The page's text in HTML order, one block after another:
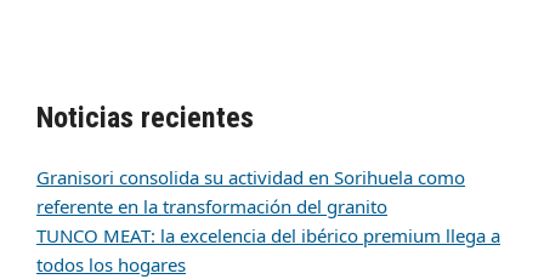
Noticias recientes
Granisori consolida su actividad en Sorihuela como
referente en la transformación del granito
TUNCO MEAT: la excelencia del ibérico premium llega a
todos los hogares